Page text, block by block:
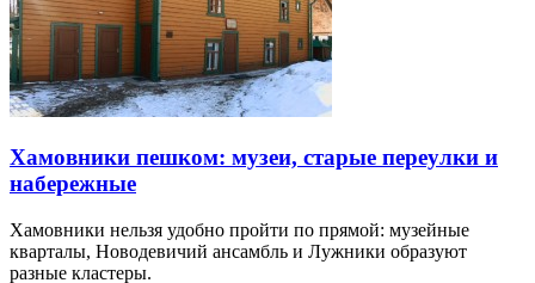
Хамовники пешком: музеи, старые переулки и
набережные
Хамовники нельзя удобно пройти по прямой: музейные
кварталы, Новодевичий ансамбль и Лужники образуют
разные кластеры.